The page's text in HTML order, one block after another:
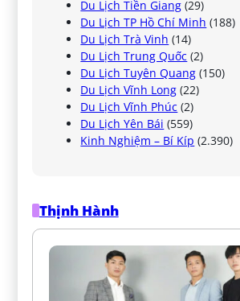
Du Lịch Tiền Giang (29)
Du Lịch TP Hồ Chí Minh (188)
Du Lịch Trà Vinh (14)
Du Lịch Trung Quốc (2)
Du Lịch Tuyên Quang (150)
Du Lịch Vĩnh Long (22)
Du Lịch Vĩnh Phúc (2)
Du Lịch Yên Bái (559)
Kinh Nghiệm – Bí Kíp (2.390)
Thịnh Hành